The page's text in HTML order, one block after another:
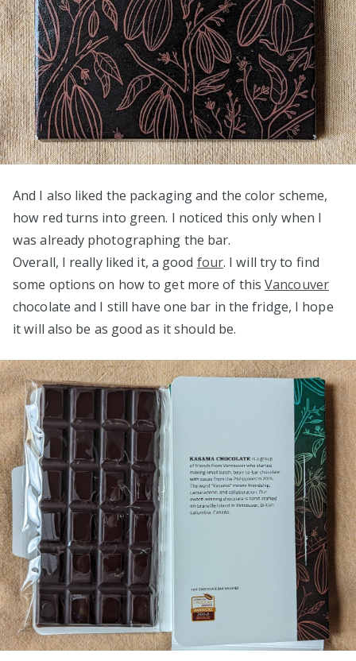
And I also liked the packaging and the color scheme,
how red turns into green. I noticed this only when I
was already photographing the bar.
Overall, I really liked it, a good four. I will try to find
some options on how to get more of thisVancouver
chocolate and I still have one bar in the fridge, I hope
it will also be as good as it should be.